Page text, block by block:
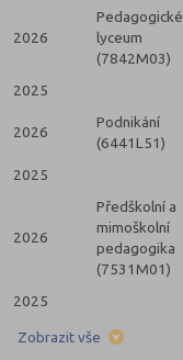
2026
Pedagogické
lyceum
(7842M03)
2025
2026
Podnikání
(6441L51)
2025
2026
Předškolní a
mimoškolní
pedagogika
(7531M01)
2025
Zobrazit vše